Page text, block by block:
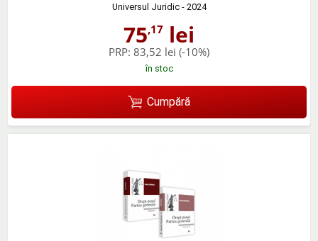
Universul Juridic- 2024
75,17 lei
PRP: 83,52 lei (-10%)
în stoc
Cumpără